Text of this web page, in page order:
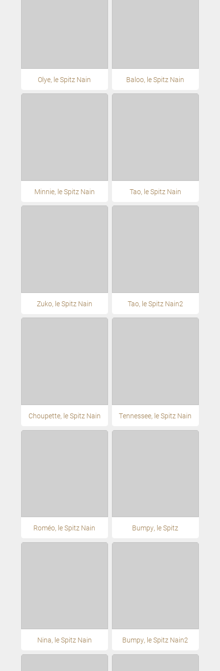
Olye, le Spitz Nain Baloo, le Spitz Nain
Minnie, le Spitz Nain Tao, le Spitz Nain
Zuko, le Spitz Nain Tao, le Spitz Nain2
Choupette, le Spitz Nain Tennessee, le Spitz Nain
Roméo, le Spitz Nain Bumpy, le Spitz
Nina, le Spitz Nain Bumpy, le Spitz Nain2